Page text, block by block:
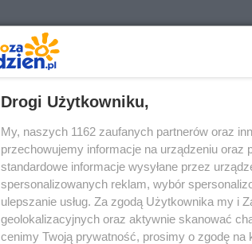
Drogi Użytkowniku,
My, naszych 1162 zaufanych partnerów oraz
przechowujemy informacje na urządzeniu oraz
standardowe informacje wysyłane przez
spersonalizowanych reklam, wybór
ulepszanie usług. Za zgodą Użytkownika my i
geolokalizacyjnych oraz aktywnie skanować
cenimy Twoją prywatność, prosimy o zgodę na